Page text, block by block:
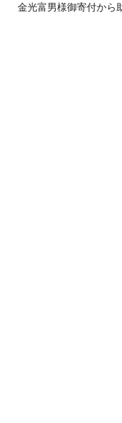
金光富男様御寄付から